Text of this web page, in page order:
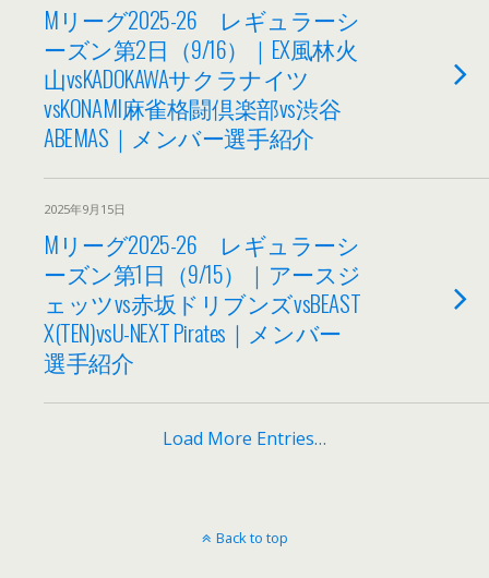
Mリーグ2025-26 レギュラーシ
ーズン第2日（9/16）｜EX風林火
山vsKADOKAWAサクラナイツ
vsKONAMI麻雀格闘倶楽部vs渋谷
ABEMAS｜メンバー選手紹介
2025年9月15日
Mリーグ2025-26 レギュラーシ
ーズン第1日（9/15）｜アースジ
ェッツvs赤坂ドリブンズvsBEAST
X(TEN)vsU-NEXT Pirates｜メンバー
選手紹介
Load More Entries…
Back to top